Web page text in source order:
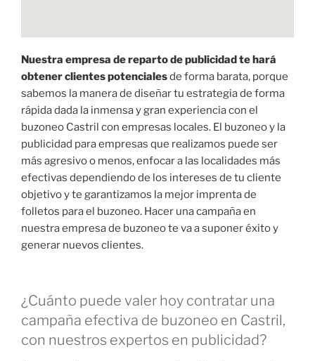
Nuestra empresa de reparto de publicidad te hará
obtener clientes potencialesde forma barata, porque
sabemos la manera de diseñar tu estrategia de forma
rápida dada la inmensa y gran experiencia con el
buzoneo Castril con empresas locales. El buzoneo y la
publicidad para empresas que realizamos puede ser
más agresivo o menos, enfocar a las localidades más
efectivas dependiendo de los intereses de tu cliente
objetivo y te garantizamos la mejor imprenta de
folletos para el buzoneo. Hacer una campaña en
nuestra empresa de buzoneo te va a suponer éxito y
generar nuevos clientes.
¿Cuánto puede valer hoy contratar una
campaña efectiva de buzoneo en Castril,
con nuestros expertos en publicidad?